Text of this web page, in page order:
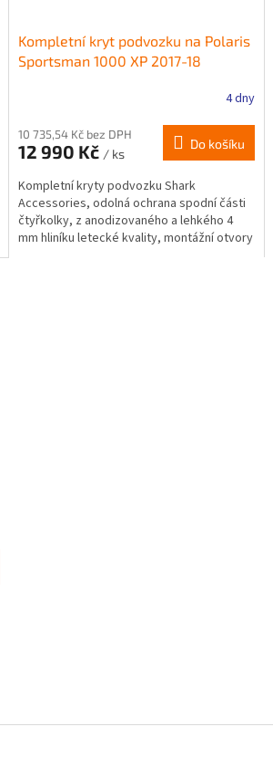
Kompletní kryt podvozku na Polaris
Sportsman 1000 XP 2017-18
4 dny
10 735,54 Kč bez DPH
12 990 Kč / ks
Do košíku
Kompletní kryty podvozku Shark
Accessories, odolná ochrana spodní části
čtyřkolky, z anodizovaného a lehkého 4
mm hliníku letecké kvality, montážní otvory
v